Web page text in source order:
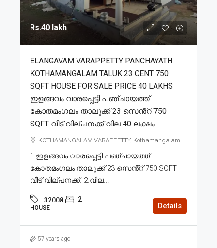
Rs.40 lakh
ELANGAVAM VARAPPETTY PANCHAYATH
KOTHAMANGALAM TALUK 23 CENT 750
SQFT HOUSE FOR SALE PRICE 40 LAKHS
ഇളങ്ങവം വാരപ്പെട്ടി പഞ്ചായത്ത്
കോതമംഗലം താലൂക്ക് 23 സെൻ്റ് 750
SQFT വീട് വില്പനക്ക് വില 40 ലക്ഷം
KOTHAMANGALAM,VARAPPETTY, Kothamangalam
1.ഇളങ്ങവം വാരപ്പെട്ടി പഞ്ചായത്ത്
കോതമംഗലം താലൂക്ക് 23 സെൻ്റ് 750 SQFT
വീട് വില്പനക്ക്. 2.വില...
32008 2
HOUSE Details
57 years ago